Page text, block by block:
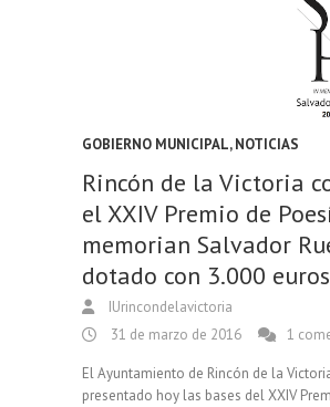
GOBIERNO MUNICIPAL,NOTICIAS
Rincón de la Victoria
el XXIV Premio de
memorian Salvador
dotado con 3.000 euros
IUrincondelavictoria
31 de marzo de 2016
1
El Ayuntamiento de Rincón de la
presentado hoy las bases del XXIV